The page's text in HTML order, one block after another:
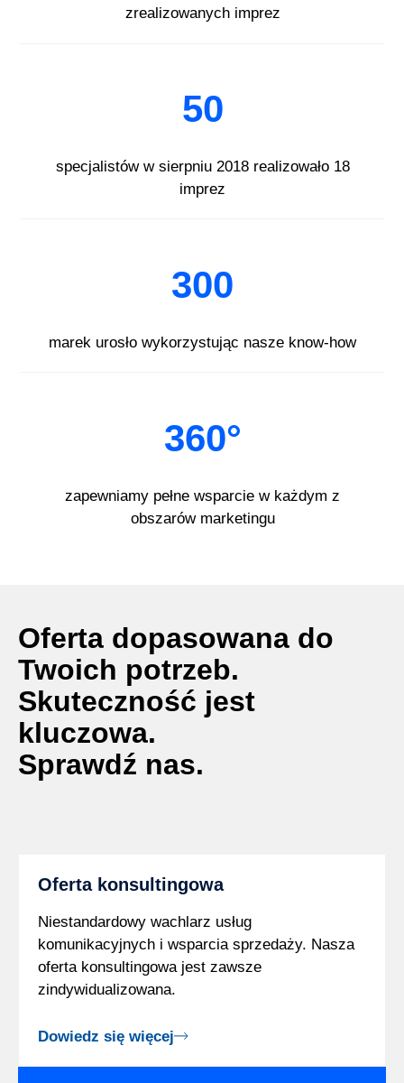
zrealizowanych imprez
50
specjalistów w sierpniu 2018 realizowało 18
imprez
300
marek urosło wykorzystując nasze know-how
360°
zapewniamy pełne wsparcie w każdym z
obszarów marketingu
Oferta dopasowana do
Twoich potrzeb.
Skuteczność jest
kluczowa.
Sprawdź nas.
Oferta konsultingowa
Niestandardowy wachlarz usług
komunikacyjnych i wsparcia sprzedaży. Nasza
oferta konsultingowa jest zawsze
zindywidualizowana.
Dowiedz się więcej